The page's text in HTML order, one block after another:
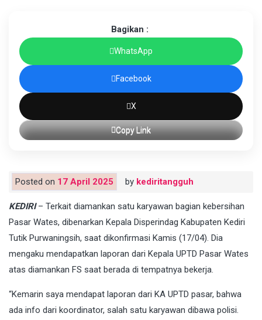
Bagikan :
WhatsApp
Facebook
X
Copy Link
Posted on 17 April 2025 by kediritangguh
KEDIRI– Terkait diamankan satu karyawan bagian kebersihan
Pasar Wates, dibenarkan Kepala Disperindag Kabupaten Kediri
Tutik Purwaningsih, saat dikonfirmasi Kamis (17/04). Dia
mengaku mendapatkan laporan dari Kepala UPTD Pasar Wates
atas diamankan FS saat berada di tempatnya bekerja.
“Kemarin saya mendapat laporan dari KA UPTD pasar, bahwa
ada info dari koordinator, salah satu karyawan dibawa polisi.